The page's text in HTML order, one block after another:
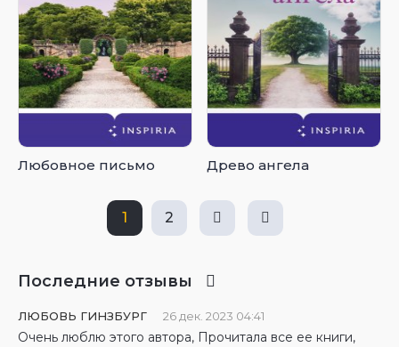
Любовное письмо Древо ангела
1 2
Последние отзывы
ЛЮБОВЬ ГИНЗБУРГ 26 дек. 2023 04:41
Очень люблю этого автора, Прочитала все ее книги,